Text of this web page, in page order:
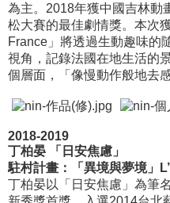
為主。2018年獲中國吉林動
松大賽的最佳劇情獎。本次
France」將透過生動趣味的
視角，記錄法國在地生活的
個層面，「像慢動作般地去
2018-2019
丁柏晏 「日安焦慮」
駐村計畫：「異境與夢境」
丁柏晏以「日安焦慮」為筆